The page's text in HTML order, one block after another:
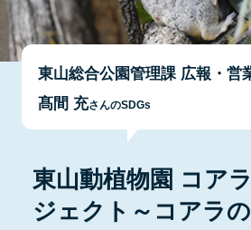
東山総合公園管理課 広報・営
髙間 充さんのSDGs
東山動植物園 コア
ジェクト～コアラ